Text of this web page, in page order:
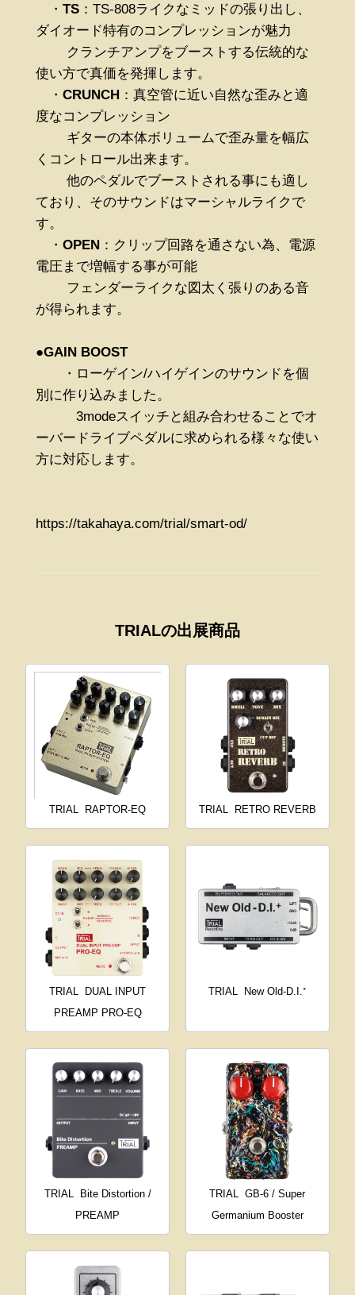
・ TS：TS-808ライクなミッドの張り出し、
ダイオード特有のコンプレッションが魅力
クランチアンプをブーストする伝統的な
使い方で真価を発揮します。
・ CRUNCH：真空管に近い自然な歪みと適
度なコンプレッション
ギターの本体ボリュームで歪み量を幅広
くコントロール出来ます。
他のペダルでブーストされる事にも適し
ており、そのサウンドはマーシャルライクで
す。
・ OPEN：クリップ回路を通さない為、電源
電圧まで増幅する事が可能
フェンダーライクな図太く張りのある音
が得られます。
●GAIN BOOST
・ローゲイン/ハイゲインのサウンドを個
別に作り込みました。
3modeスイッチと組み合わせることでオ
ーバードライブペダルに求められる様々な使い
方に対応します。
https://takahaya.com/trial/smart-od/
TRIALの出展商品
TRIAL RAPTOR-EQ TRIAL RETRO REVERB
TRIAL
DUAL INPUT
PREAMP PRO-EQ
TRIAL New Old-D.I.⁺
TRIAL
Bite Distortion /
PREAMP
TRIAL GB-6 / Super
Germanium Booster